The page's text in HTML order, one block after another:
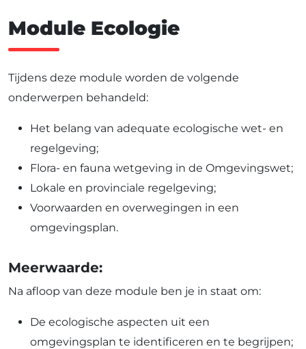
Module Ecologie
Tijdens deze module worden de volgende
onderwerpen behandeld:
Het belang van adequate ecologische wet- en
regelgeving;
Flora- en fauna wetgeving in de Omgevingswet;
Lokale en provinciale regelgeving;
Voorwaarden en overwegingen in een
omgevingsplan.
Meerwaarde:
Na afloop van deze module ben je in staat om:
De ecologische aspecten uit een
omgevingsplan te identificeren en te begrijpen;